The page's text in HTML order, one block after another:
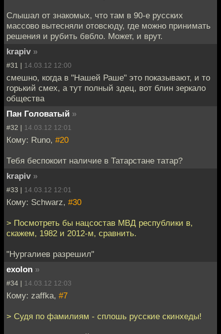
Слышал от знакомых, что там в 90-е русских
массово вытесняли отовсюду, где можно принимать
решения и рубить бвбло. Может, и врут.
krapiv »
#31 | 14.03.12 12:00
смешно, когда в "Нашей Раше" это показывают, и то
горький смех, а тут полный здец, вот блин зеркало
общества
Пан Головатый »
#32 | 14.03.12 12:01
Кому: Runo, #20
Тебя беспокоит наличие в Татарстане татар?
krapiv »
#33 | 14.03.12 12:01
Кому: Schwarz, #30
> Посмотреть бы нацсостав МВД республики в,
скажем, 1982 и 2012-м, сравнить.
"Нургалиев разрешил"
exolon »
#34 | 14.03.12 12:03
Кому: zaffka, #7
> Судя по фамилиям - сплошь русские скинхеды!